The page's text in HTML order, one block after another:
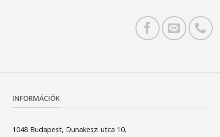
INFORMÁCIÓK
1048 Budapest, Dunakeszi utca 10.